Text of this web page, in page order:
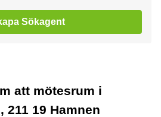
Sökagent
att mötesrum i
211 19 Hamnen